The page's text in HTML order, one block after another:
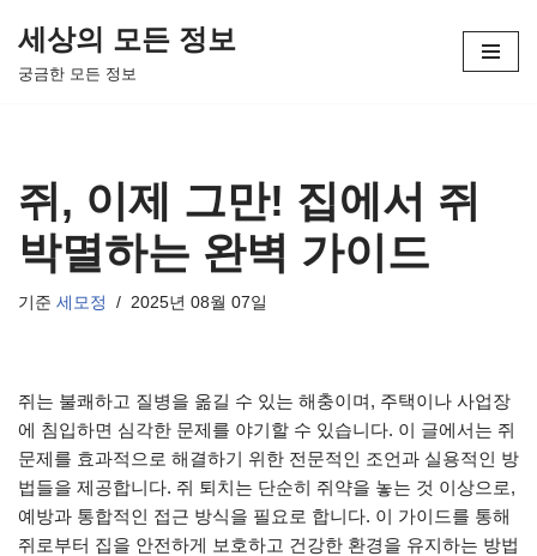
콘
너
뛰
기
세상의 모든 정보
궁금한 모든 정보
쥐, 이제 그만! 집에서 쥐
박멸하는 완벽 가이드
기준 세모정 2025년 08월 07일
쥐는 불쾌하고 질병을 옮길 수 있는 해충이며, 주택이나 사업장
에 침입하면 심각한 문제를 야기할 수 있습니다. 이 글에서는 쥐
문제를 효과적으로 해결하기 위한 전문적인 조언과 실용적인 방
법들을 제공합니다. 쥐 퇴치는 단순히 쥐약을 놓는 것 이상으로,
예방과 통합적인 접근 방식을 필요로 합니다. 이 가이드를 통해
쥐로부터 집을 안전하게 보호하고 건강한 환경을 유지하는 방법